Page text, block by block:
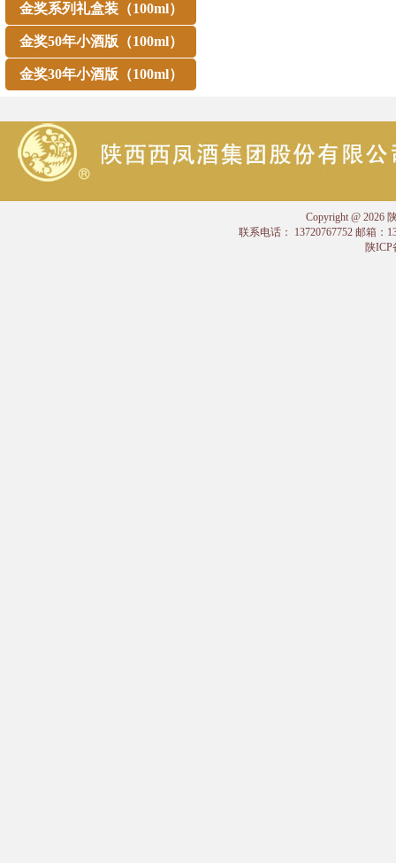
金奖系列礼盒装（100ml）
金奖50年小酒版（100ml）
金奖30年小酒版（100ml）
Copyright @ 2026
联系电话： 13720767752 邮箱：
陕ICP